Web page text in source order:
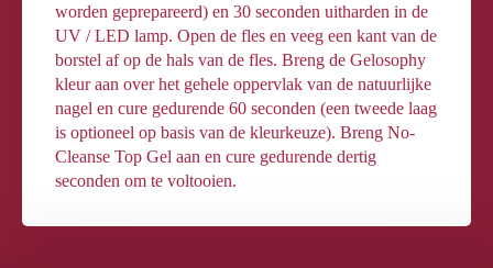
worden geprepareerd) en 30 seconden uitharden in de
UV / LED lamp. Open de fles en veeg een kant van de
borstel af op de hals van de fles. Breng de Gelosophy
kleur aan over het gehele oppervlak van de natuurlijke
nagel en cure gedurende 60 seconden (een tweede laag
is optioneel op basis van de kleurkeuze). Breng No-
Cleanse Top Gel aan en cure gedurende dertig
seconden om te voltooien.